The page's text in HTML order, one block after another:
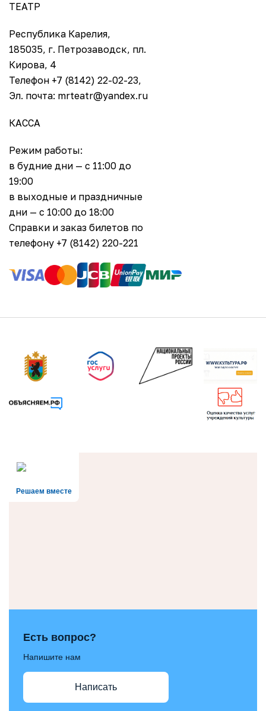
ТЕАТР
Республика Карелия,
185035, г. Петрозаводск, пл.
Кирова, 4
Телефон +7 (8142) 22-02-23,
Эл. почта: mrteatr@yandex.ru
КАССА
Режим работы:
в будние дни — с 11:00 до
19:00
в выходные и праздничные
дни — с 10:00 до 18:00
Справки и заказ билетов по
телефону +7 (8142) 220-221
Решаем вместе
Есть вопрос?
Напишите нам
Написать